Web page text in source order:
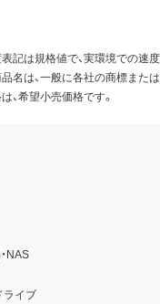
記は規格値で、実環境での速
名は、一般に各社の商標または
希望小売価格です。
NAS
ライブ